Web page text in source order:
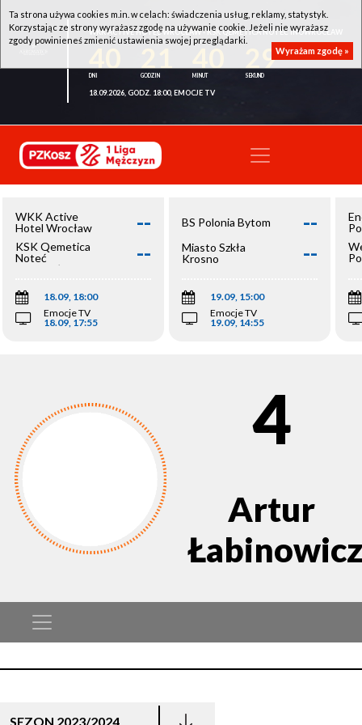
WKK ACTIVE HOTEL WROCŁAW - KSK QEMETICA NOTEĆ INOWROCŁAW
29
18.09.2026, GODZ. 18:00, EMOCJE TV
WKK Active
Hotel Wrocław
--
KSK Qemetica
Noteć
Inowrocław
--
18.09, 18:00
Emocje TV
18.09, 17:55
BS Polonia Bytom --
Miasto Szkła
Krosno
--
19.09, 15:00
Emocje TV
19.09, 14:55
4
Artur
Łabinowicz
SEZON 2023/2024
Ta strona używa cookies m.in. w celach: świadczenia usług, reklamy, statystyk.
Korzystając ze strony wyrażasz zgodę na używanie cookie. Jeżeli nie wyrażasz
zgody powinieneś zmienić ustawienia swojej przeglądarki.
Wyrażam zgodę »